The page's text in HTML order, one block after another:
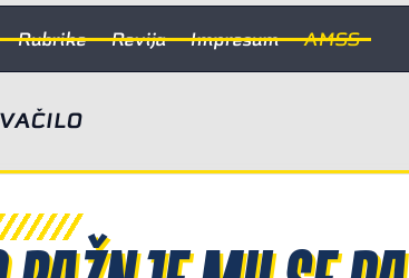
Rubrike Revija Impresum AMSS